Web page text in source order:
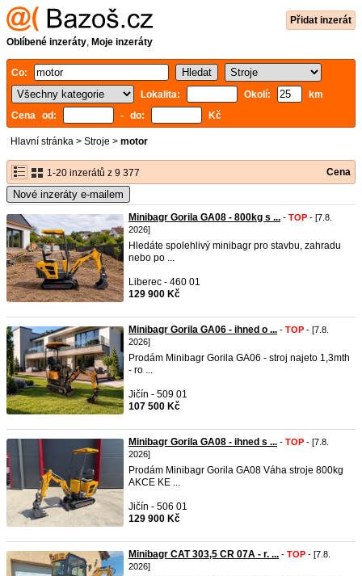
Přidat inzerát
Oblíbené inzeráty, Moje inzeráty
Co:
Lokalita:
Okolí:
km
Cena od:
- do: Kč
Hlavní stránka > Stroje > motor
1-20 inzerátů z 9 377 Cena
Nové inzeráty e-mailem
Minibagr Gorila GA08 - 800kg s ... - TOP - [7.8.
2026]
Hledáte spolehlivý minibagr pro stavbu, zahradu
nebo po ...
Liberec - 460 01
129 900 Kč
Minibagr Gorila GA06 - ihned o ... - TOP - [7.8.
2026]
Prodám Minibagr Gorila GA06 - stroj najeto 1,3mth
- ro ...
Jičín - 509 01
107 500 Kč
Minibagr Gorila GA08 - ihned s ... - TOP - [7.8.
2026]
Prodám Minibagr Gorila GA08 Váha stroje 800kg
AKCE KE ...
Jičín - 506 01
129 900 Kč
Minibagr CAT 303,5 CR 07A - r. ... - TOP - [7.8.
2026]